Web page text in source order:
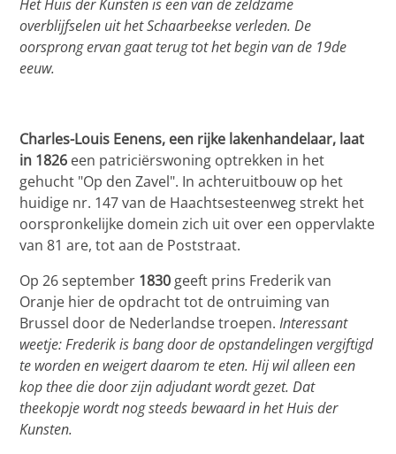
Het Huis der Kunsten is een van de zeldzame
overblijfselen uit het Schaarbeekse verleden. De
oorsprong ervan gaat terug tot het begin van de 19de
eeuw.
Charles-Louis Eenens, een rijke lakenhandelaar, laat
in 1826 een patriciërswoning optrekken in het
gehucht "Op den Zavel". In achteruitbouw op het
huidige nr. 147 van de Haachtsesteenweg strekt het
oorspronkelijke domein zich uit over een oppervlakte
van 81 are, tot aan de Poststraat.
Op 26 september 1830 geeft prins Frederik van
Oranje hier de opdracht tot de ontruiming van
Brussel door de Nederlandse troepen.Interessant
weetje: Frederik is bang door de opstandelingen vergiftigd
te worden en weigert daarom te eten. Hij wil alleen een
kop thee die door zijn adjudant wordt gezet. Dat
theekopje wordt nog steeds bewaard in het Huis der
Kunsten.